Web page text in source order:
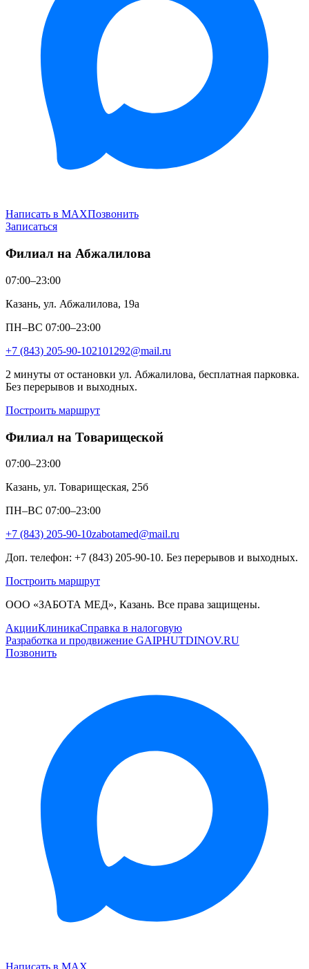
Написать в MAXПозвонить
Записаться
Филиал на Абжалилова
07:00–23:00
Казань, ул. Абжалилова, 19а
ПН–ВС 07:00–23:00
+7 (843) 205-90-102101292@mail.ru
2 минуты от остановки ул. Абжалилова, бесплатная парковка.
Без перерывов и выходных.
Построить маршрут
Филиал на Товарищеской
07:00–23:00
Казань, ул. Товарищеская, 25б
ПН–ВС 07:00–23:00
+7 (843) 205-90-10zabotamed@mail.ru
Доп. телефон: +7 (843) 205-90-10. Без перерывов и выходных.
Построить маршрут
ООО «ЗАБОТА МЕД», Казань. Все права защищены.
АкцииКлиникаСправка в налоговую
Разработка и продвижение GAIPHUTDINOV.RU
Позвонить